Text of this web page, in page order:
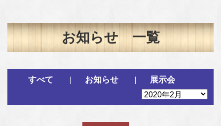
お知らせ 一覧
すべて お知らせ 展示会